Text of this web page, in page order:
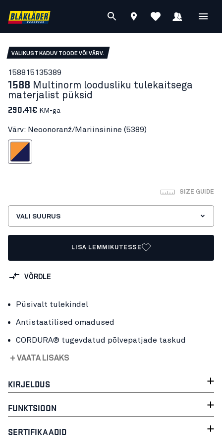
VALIKUST KADUV TOODE VÕI VÄRV.
158815135389
1588 Multinorm loodusliku tulekaitsega
materjalist püksid
290.41€ KM-ga
Värv: Neoonoranž/Mariinsinine (5389)
Mariinsinine
SIZE GUIDE
VALI SUURUS
LISA LEMMIKUTESSE
VÕRDLE
Püsivalt tulekindel
Antistaatilised omadused
CORDURA® tugevdatud põlvepatjade taskud
+ VAATA LISAKS
KIRJELDUS
FUNKTSIOON
SERTIFIKAADID